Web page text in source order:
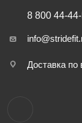
8 800 44-
Доставка по